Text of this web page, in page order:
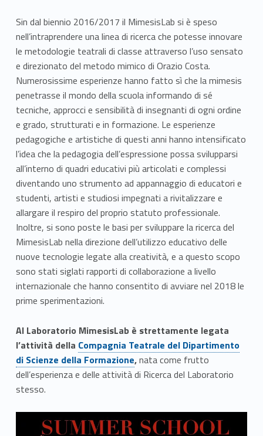
o
g
i
a
d
e
l
l
’
e
s
p
r
e
s
s
i
Sin dal biennio 2016/2017 il MimesisLab si è speso
nell’intraprendere una linea di ricerca che potesse innovare
le metodologie teatrali di classe attraverso l’uso sensato
e direzionato del metodo mimico di Orazio Costa.
Numerosissime esperienze hanno fatto sì che la mimesis
penetrasse il mondo della scuola informando di sé
tecniche, approcci e sensibilità di insegnanti di ogni ordine
e grado, strutturati e in formazione. Le esperienze
pedagogiche e artistiche di questi anni hanno intensificato
l’idea che la pedagogia dell’espressione possa svilupparsi
all’interno di quadri educativi più articolati e complessi
diventando uno strumento ad appannaggio di educatori e
studenti, artisti e studiosi impegnati a rivitalizzare e
allargare il respiro del proprio statuto professionale.
Inoltre, si sono poste le basi per sviluppare la ricerca del
MimesisLab nella direzione dell’utilizzo educativo delle
nuove tecnologie legate alla creatività, e a questo scopo
sono stati siglati rapporti di collaborazione a livello
internazionale che hanno consentito di avviare nel 2018 le
prime sperimentazioni.
Al Laboratorio MimesisLab è strettamente legata
l’attività della Link identifier #identifier__95989-1
Compagnia Teatrale del Dipartimento
di Scienze della Formazione,nata come frutto
dell’esperienza e delle attività di Ricerca del Laboratorio
stesso.